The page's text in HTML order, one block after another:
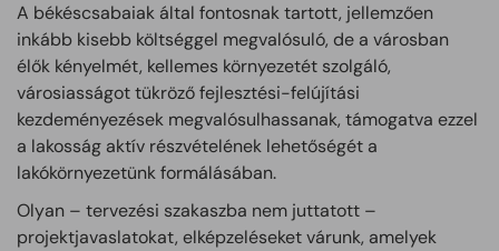
A békéscsabaiak által fontosnak tartott, jellemzően
inkább kisebb költséggel megvalósuló, de a városban
élők kényelmét, kellemes környezetét szolgáló,
városiasságot tükröző fejlesztési-felújítási
kezdeményezések megvalósulhassanak, támogatva ezzel
a lakosság aktív részvételének lehetőségét a
lakókörnyezetünk formálásában.
Olyan – tervezési szakaszba nem juttatott –
projektjavaslatokat, elképzeléseket várunk, amelyek